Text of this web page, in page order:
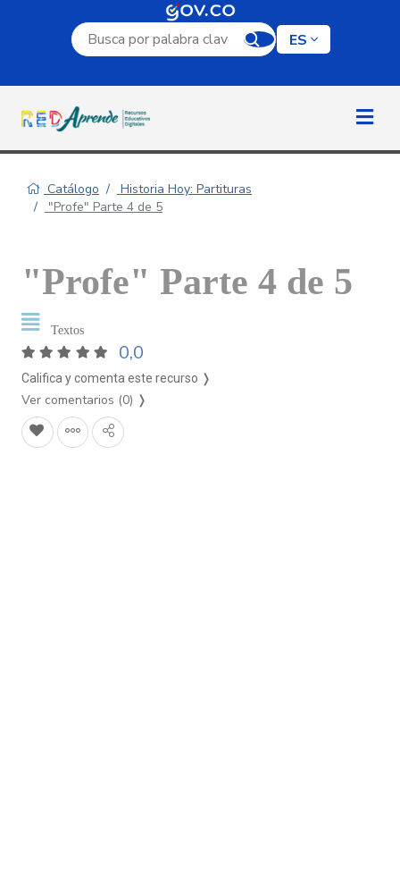
Campo de búsqueda por palabra clave
ES
Catálogo
Historia Hoy: Partituras
"Profe" Parte 4 de 5
"Profe" Parte 4 de 5
Textos
0,0
Califica y comenta este recurso ❭
Ver comentarios (0) ❭